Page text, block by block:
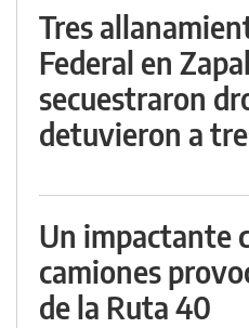
Tres
Federal en
secuestraron
detuvieron a
Un impactante
camiones
de la Ruta 40